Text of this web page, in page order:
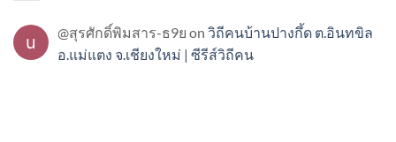
@สุรศักดิ์พิมสาร-ธ9ย on วิถีคนบ้านปางกึ้ด ต.อินทขิล
อ.แม่แตง จ.เชียงใหม่ | ซีรีส์วิถีคน